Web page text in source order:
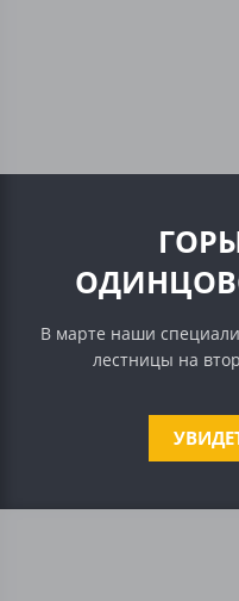
В марте наши
лестницы на